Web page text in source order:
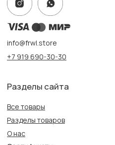
Информация
Политика конфиденциальности
Создание сайта
ПН-ВС с 10:00 до 22:00